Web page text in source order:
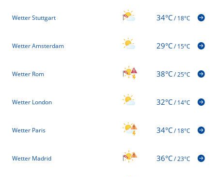
Wetter Stuttgart 34°C/18°C
Wetter Amsterdam 29°C/15°C
Wetter Rom 38°C/25°C
Wetter London 32°C/14°C
Wetter Paris 34°C/18°C
Wetter Madrid 36°C/23°C